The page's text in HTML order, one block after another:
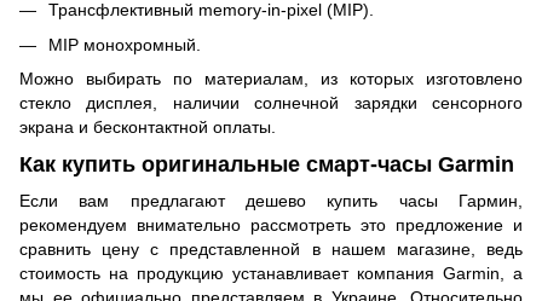
Трансфлективный memory-in-pixel (MIP).
MIP монохромный.
Можно выбирать по материалам, из которых изготовлено
стекло дисплея, наличии солнечной зарядки сенсорного
экрана и бесконтактной оплаты.
Как купить оригинальные смарт-часы Garmin
Если вам предлагают дешево купить часы Гармин,
рекомендуем внимательно рассмотреть это предложение и
сравнить цену с представленной в нашем магазине, ведь
стоимость на продукцию устанавливает компания Garmin, а
мы ее официально представляем в Украине. Относительно